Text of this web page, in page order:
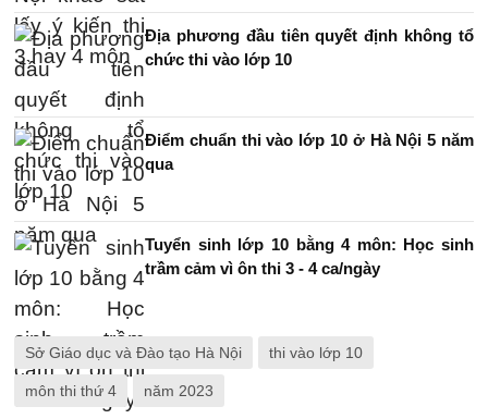
Địa phương đầu tiên quyết định không tổ
chức thi vào lớp 10
Điểm chuẩn thi vào lớp 10 ở Hà Nội 5 năm
qua
Tuyển sinh lớp 10 bằng 4 môn: Học sinh
trầm cảm vì ôn thi 3 - 4 ca/ngày
Sở Giáo dục và Đào tạo Hà Nội thi vào lớp 10
môn thi thứ 4 năm 2023